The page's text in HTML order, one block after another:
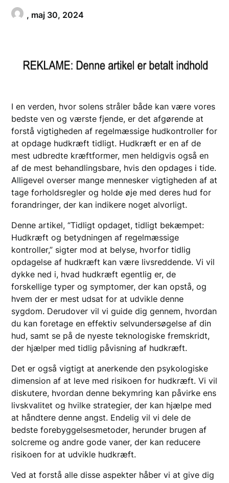
, maj 30, 2024
I en verden, hvor solens stråler både kan være vores
bedste ven og værste fjende, er det afgørende at
forstå vigtigheden af regelmæssige hudkontroller for
at opdage hudkræft tidligt. Hudkræft er en af de
mest udbredte kræftformer, men heldigvis også en
af de mest behandlingsbare, hvis den opdages i tide.
Alligevel overser mange mennesker vigtigheden af at
tage forholdsregler og holde øje med deres hud for
forandringer, der kan indikere noget alvorligt.
Denne artikel, “Tidligt opdaget, tidligt bekæmpet:
Hudkræft og betydningen af regelmæssige
kontroller,” sigter mod at belyse, hvorfor tidlig
opdagelse af hudkræft kan være livsreddende. Vi vil
dykke ned i, hvad hudkræft egentlig er, de
forskellige typer og symptomer, der kan opstå, og
hvem der er mest udsat for at udvikle denne
sygdom. Derudover vil vi guide dig gennem, hvordan
du kan foretage en effektiv selvundersøgelse af din
hud, samt se på de nyeste teknologiske fremskridt,
der hjælper med tidlig påvisning af hudkræft.
Det er også vigtigt at anerkende den psykologiske
dimension af at leve med risikoen for hudkræft. Vi vil
diskutere, hvordan denne bekymring kan påvirke ens
livskvalitet og hvilke strategier, der kan hjælpe med
at håndtere denne angst. Endelig vil vi dele de
bedste forebyggelsesmetoder, herunder brugen af
solcreme og andre gode vaner, der kan reducere
risikoen for at udvikle hudkræft.
Ved at forstå alle disse aspekter håber vi at give dig